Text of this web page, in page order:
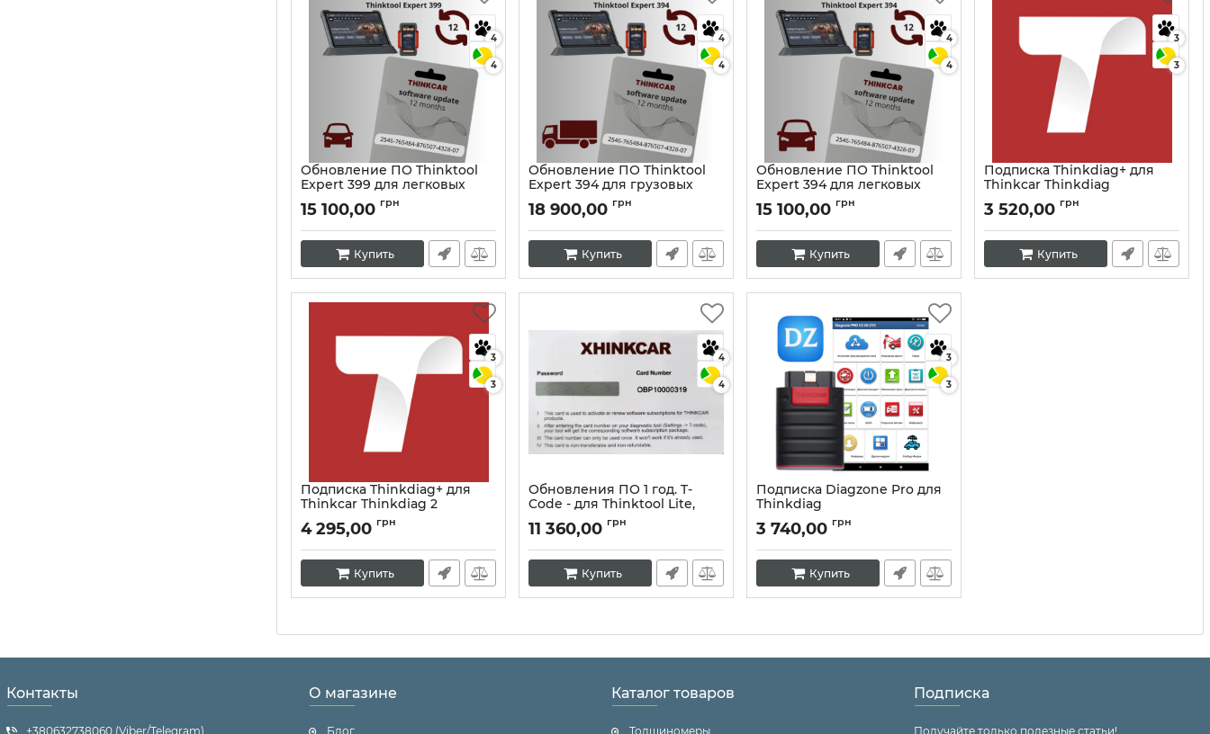
4
4
Обновление ПО Thinktool
Expert 399 для легковых
автомобилей
Артикул:10363
15 100,00 грн
Купить
4
4
Обновление ПО Thinktool
Expert 394 для грузовых
автомобилей
Артикул:10402
18 900,00 грн
Купить
4
4
Обновление ПО Thinktool
Expert 394 для легковых
автомобилей
Артикул:10401
15 100,00 грн
Купить
3
3
Подписка Thinkdiag+ для
Thinkcar Thinkdiag
Артикул: 10138
3 520,00 грн
Купить
3
3
Подписка Thinkdiag+ для
Thinkcar Thinkdiag 2
Артикул: 10140
4 295,00 грн
Купить
4
4
Обновления ПО 1 год. T-
Code - для Thinktool Lite,
Thinktool, Thinktool SE
Артикул:10124
11 360,00 грн
Купить
3
3
Подписка Diagzone Pro для
Thinkdiag
Артикул: 10142
3 740,00 грн
Купить
Контакты
+380632738060 (Viber/Telegram)
О магазине
Блог
Каталог товаров
Толщиномеры
Подписка
Получайте только полезные статьи!